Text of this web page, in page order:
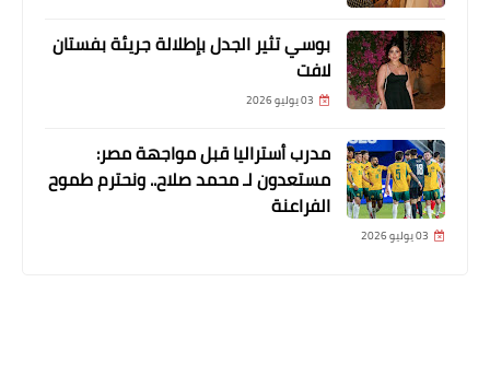
بوسي تثير الجدل بإطلالة جريئة بفستان
لافت
03 يوليو 2026
مدرب أستراليا قبل مواجهة مصر:
مستعدون لـ محمد صلاح.. ونحترم طموح
الفراعنة
03 يوليو 2026